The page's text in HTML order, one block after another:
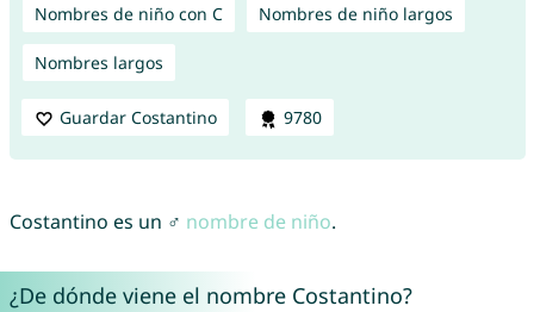
Nombres de niño con C Nombres de niño largos
Nombres largos
Guardar Costantino 9780
Costantino es un ♂ nombre de niño.
¿De dónde viene el nombre Costantino?